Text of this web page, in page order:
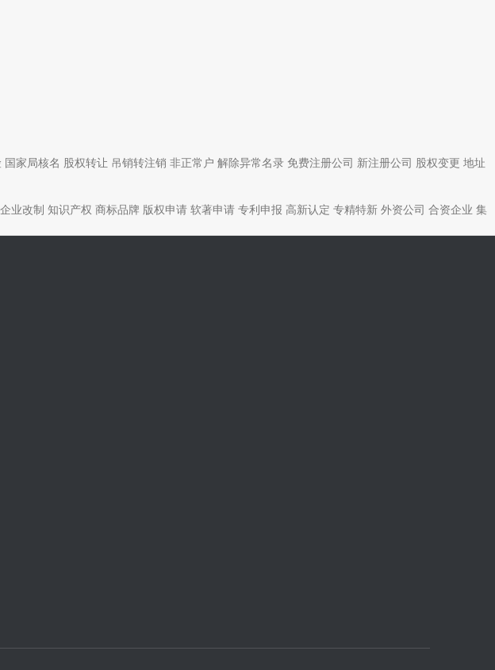
国家局核名 股权转让 吊销转注销 非正常户 解除异常名录 免费注册公司 新注册公司 股权变更 地址
企业改制 知识产权 商标品牌 版权申请 软著申请 专利申报 高新认定 专精特新 外资公司 合资企业 集